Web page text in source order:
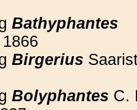
Bathyphantes
Birgerius
Bolyphantes C.